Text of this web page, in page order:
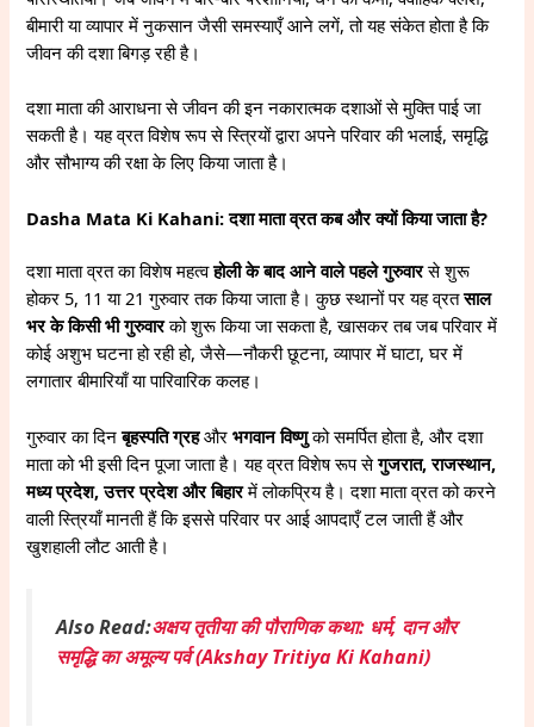
बीमारी या व्यापार में नुकसान जैसी समस्याएँ आने लगें, तो यह संकेत होता है कि
जीवन की दशा बिगड़ रही है।
दशा माता की आराधना से जीवन की इन नकारात्मक दशाओं से मुक्ति पाई जा
सकती है। यह व्रत विशेष रूप से स्त्रियों द्वारा अपने परिवार की भलाई, समृद्धि
और सौभाग्य की रक्षा के लिए किया जाता है।
Dasha Mata Ki Kahani: दशा माता व्रत कब और क्यों किया जाता है?
दशा माता व्रत का विशेष महत्वहोली के बाद आने वाले पहले गुरुवारसे शुरू
होकर 5, 11 या 21 गुरुवार तक किया जाता है। कुछ स्थानों पर यह व्रतसाल
भर के किसी भी गुरुवारको शुरू किया जा सकता है, खासकर तब जब परिवार में
कोई अशुभ घटना हो रही हो, जैसे—नौकरी छूटना, व्यापार में घाटा, घर में
लगातार बीमारियाँ या पारिवारिक कलह।
गुरुवार का दिनबृहस्पति ग्रहऔरभगवान विष्णुको समर्पित होता है, और दशा
माता को भी इसी दिन पूजा जाता है। यह व्रत विशेष रूप सेगुजरात, राजस्थान,
मध्य प्रदेश, उत्तर प्रदेश और बिहारमें लोकप्रिय है। दशा माता व्रत को करने
वाली स्त्रियाँ मानती हैं कि इससे परिवार पर आई आपदाएँ टल जाती हैं और
खुशहाली लौट आती है।
Also Read:अक्षय तृतीया की पौराणिक कथा: धर्म, दान और
समृद्धि का अमूल्य पर्व (Akshay Tritiya Ki Kahani)